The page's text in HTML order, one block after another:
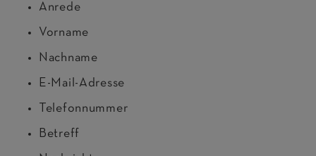
Anrede
Vorname
Nachname
E-Mail-Adresse
Telefonnummer
Betreff